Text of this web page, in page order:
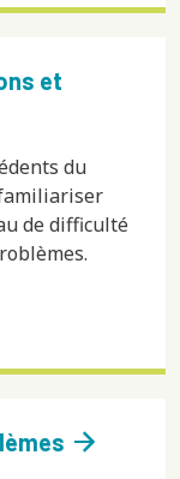
et
du
de difficulté
arrow_forward